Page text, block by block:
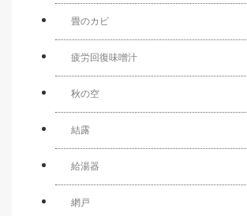
畳のカビ
疲労回復味噌汁
秋の空
結露
給湯器
網戸